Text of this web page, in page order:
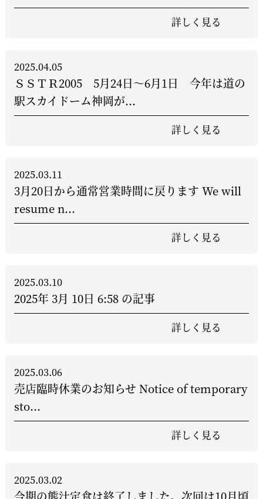
詳しく見る
2025.04.05
ＳＳＴＲ2005 5月24日～6月1日 今年は道の
駅スカイドーム神岡が...
詳しく見る
2025.03.11
3月20日から通常営業時間に戻ります We will
resume n...
詳しく見る
2025.03.10
2025年 3月 10日 6:58 の記事
詳しく見る
2025.03.06
売店臨時休業のお知らせ Notice of temporary
sto...
詳しく見る
2025.03.02
今期の熊汁定食は終了しました。次回は10月頃